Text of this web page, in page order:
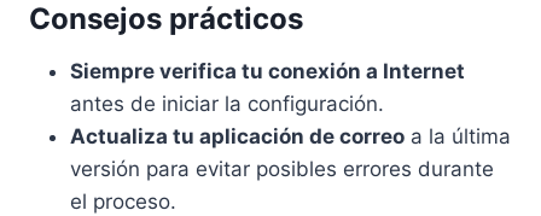
Consejos prácticos
Siempre verifica tu conexión a Internet
antes de iniciar la configuración.
Actualiza tu aplicación de correo a la última
versión para evitar posibles errores durante
el proceso.